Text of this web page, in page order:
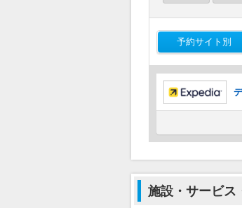
予約サイト別
施設・サービス